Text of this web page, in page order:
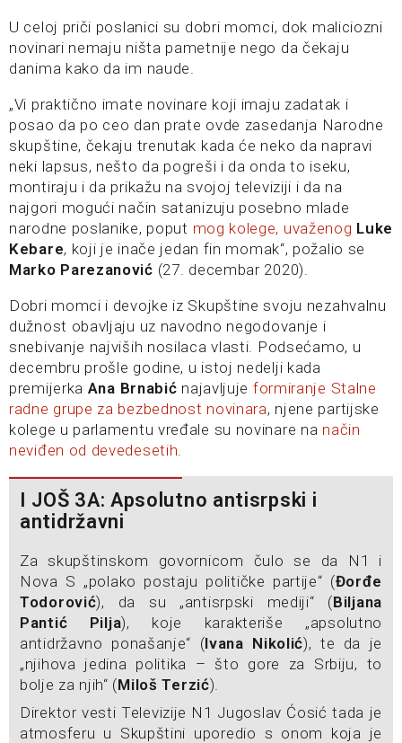
U celoj priči poslanici su dobri momci, dok maliciozni
novinari nemaju ništa pametnije nego da čekaju
danima kako da im naude.
„Vi praktično imate novinare koji imaju zadatak i
posao da po ceo dan prate ovde zasedanja Narodne
skupštine, čekaju trenutak kada će neko da napravi
neki lapsus, nešto da pogreši i da onda to iseku,
montiraju i da prikažu na svojoj televiziji i da na
najgori mogući način satanizuju posebno mlade
narodne poslanike, poput mog kolege, uvaženog Luke
Kebare, koji je inače jedan fin momak“, požalio se
Marko Parezanović (27. decembar 2020).
Dobri momci i devojke iz Skupštine svoju nezahvalnu
dužnost obavljaju uz navodno negodovanje i
snebivanje najviših nosilaca vlasti. Podsećamo, u
decembru prošle godine, u istoj nedelji kada
premijerka Ana Brnabić najavljuje formiranje Stalne
radne grupe za bezbednost novinara, njene partijske
kolege u parlamentu vređale su novinare na način
neviđen od devedesetih
I JOŠ 3A: Apsolutno antisrpski i
antidržavni
Za skupštinskom govornicom čulo se da N1 i
Nova S „polako postaju političke partije“ (Đorđe
Todorović), da su „antisrpski mediji“ (Biljana
Pantić Pilja), koje karakteriše „apsolutno
antidržavno ponašanje“ (Ivana Nikolić), te da je
„njihova jedina politika – što gore za Srbiju, to
bolje za njih“ (Miloš Terzić).
Direktor vesti Televizije N1 Jugoslav Ćosić tada je
atmosferu u Skupštini uporedio s onom koja je